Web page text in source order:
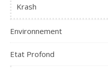
Krash
Environnement
Etat Profond